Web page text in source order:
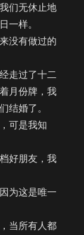
们无休止地
一样。
没有做过的
走过了十二
月份牌，我
结婚了。
可是我知
好朋友，我
为这是唯一
当所有人都